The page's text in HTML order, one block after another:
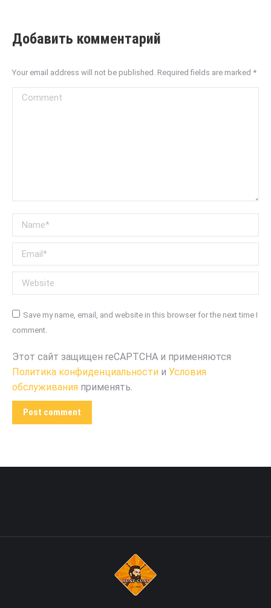
Добавить комментарий
Your email address will not be published. Required fields are marked *
Comment
Name *
Email *
Website
Save my name, email, and website in this browser for the next time I
comment.
Этот сайт защищен reCAPTCHA и применяются
Политика конфиденциальности и Условия
обслуживания применять.
Post comment